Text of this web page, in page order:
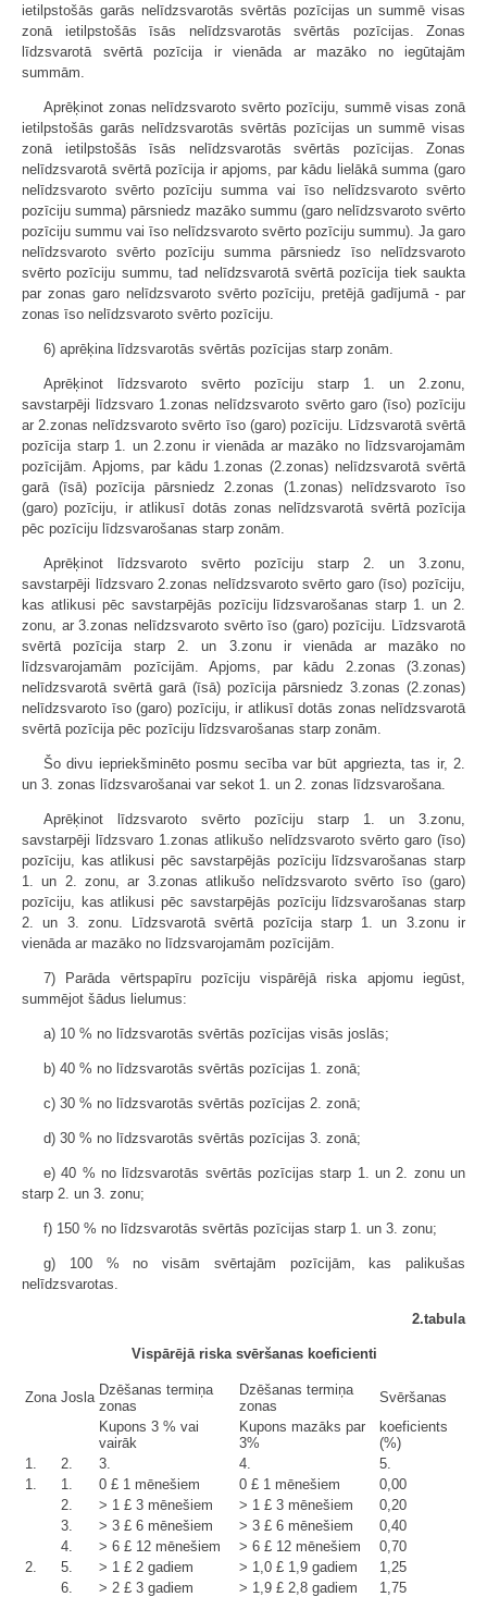
ietilpstošās garās nelīdzsvarotās svērtās pozīcijas un summē visas
zonā ietilpstošās īsās nelīdzsvarotās svērtās pozīcijas. Zonas
līdzsvarotā svērtā pozīcija ir vienāda ar mazāko no iegūtajām
summām.
Aprēķinot zonas nelīdzsvaroto svērto pozīciju, summē visas zonā
ietilpstošās garās nelīdzsvarotās svērtās pozīcijas un summē visas
zonā ietilpstošās īsās nelīdzsvarotās svērtās pozīcijas. Zonas
nelīdzsvarotā svērtā pozīcija ir apjoms, par kādu lielākā summa (garo
nelīdzsvaroto svērto pozīciju summa vai īso nelīdzsvaroto svērto
pozīciju summa) pārsniedz mazāko summu (garo nelīdzsvaroto svērto
pozīciju summu vai īso nelīdzsvaroto svērto pozīciju summu). Ja garo
nelīdzsvaroto svērto pozīciju summa pārsniedz īso nelīdzsvaroto
svērto pozīciju summu, tad nelīdzsvarotā svērtā pozīcija tiek saukta
par zonas garo nelīdzsvaroto svērto pozīciju, pretējā gadījumā - par
zonas īso nelīdzsvaroto svērto pozīciju.
6) aprēķina līdzsvarotās svērtās pozīcijas starp zonām.
Aprēķinot līdzsvaroto svērto pozīciju starp 1. un 2.zonu,
savstarpēji līdzsvaro 1.zonas nelīdzsvaroto svērto garo (īso) pozīciju
ar 2.zonas nelīdzsvaroto svērto īso (garo) pozīciju. Līdzsvarotā svērtā
pozīcija starp 1. un 2.zonu ir vienāda ar mazāko no līdzsvarojamām
pozīcijām. Apjoms, par kādu 1.zonas (2.zonas) nelīdzsvarotā svērtā
garā (īsā) pozīcija pārsniedz 2.zonas (1.zonas) nelīdzsvaroto īso
(garo) pozīciju, ir atlikusī dotās zonas nelīdzsvarotā svērtā pozīcija
pēc pozīciju līdzsvarošanas starp zonām.
Aprēķinot līdzsvaroto svērto pozīciju starp 2. un 3.zonu,
savstarpēji līdzsvaro 2.zonas nelīdzsvaroto svērto garo (īso) pozīciju,
kas atlikusi pēc savstarpējās pozīciju līdzsvarošanas starp 1. un 2.
zonu, ar 3.zonas nelīdzsvaroto svērto īso (garo) pozīciju. Līdzsvarotā
svērtā pozīcija starp 2. un 3.zonu ir vienāda ar mazāko no
līdzsvarojamām pozīcijām. Apjoms, par kādu 2.zonas (3.zonas)
nelīdzsvarotā svērtā garā (īsā) pozīcija pārsniedz 3.zonas (2.zonas)
nelīdzsvaroto īso (garo) pozīciju, ir atlikusī dotās zonas nelīdzsvarotā
svērtā pozīcija pēc pozīciju līdzsvarošanas starp zonām.
Šo divu iepriekšminēto posmu secība var būt apgriezta, tas ir, 2.
un 3. zonas līdzsvarošanai var sekot 1. un 2. zonas līdzsvarošana.
Aprēķinot līdzsvaroto svērto pozīciju starp 1. un 3.zonu,
savstarpēji līdzsvaro 1.zonas atlikušo nelīdzsvaroto svērto garo (īso)
pozīciju, kas atlikusi pēc savstarpējās pozīciju līdzsvarošanas starp
1. un 2. zonu, ar 3.zonas atlikušo nelīdzsvaroto svērto īso (garo)
pozīciju, kas atlikusi pēc savstarpējās pozīciju līdzsvarošanas starp
2. un 3. zonu. Līdzsvarotā svērtā pozīcija starp 1. un 3.zonu ir
vienāda ar mazāko no līdzsvarojamām pozīcijām.
7) Parāda vērtspapīru pozīciju vispārējā riska apjomu iegūst,
summējot šādus lielumus:
a) 10 % no līdzsvarotās svērtās pozīcijas visās joslās;
b) 40 % no līdzsvarotās svērtās pozīcijas 1. zonā;
c) 30 % no līdzsvarotās svērtās pozīcijas 2. zonā;
d) 30 % no līdzsvarotās svērtās pozīcijas 3. zonā;
e) 40 % no līdzsvarotās svērtās pozīcijas starp 1. un 2. zonu un
starp 2. un 3. zonu;
f) 150 % no līdzsvarotās svērtās pozīcijas starp 1. un 3. zonu;
g) 100 % no visām svērtajām pozīcijām, kas palikušas
nelīdzsvarotas.
2.tabula
Vispārējā riska svēršanas koeficienti
Zona Josla Dzēšanas termiņa
zonas
Dzēšanas termiņa
zonas
Svēršanas
Kupons 3 % vai
vairāk
Kupons mazāks par
3%
koeficients
(%)
1.
2. 3. 4.
5.
1.
1. 0 £ 1 mēnešiem 0 £ 1 mēnešiem
0,00
2.
> 1 £ 3 mēnešiem > 1 £ 3 mēnešiem
0,20
3.
> 3 £ 6 mēnešiem > 3 £ 6 mēnešiem
0,40
4.
> 6 £ 12 mēnešiem > 6 £ 12 mēnešiem
0,70
2.
5. > 1 £ 2 gadiem > 1,0 £ 1,9 gadiem
1,25
6.
> 2 £ 3 gadiem > 1,9 £ 2,8 gadiem 1,75